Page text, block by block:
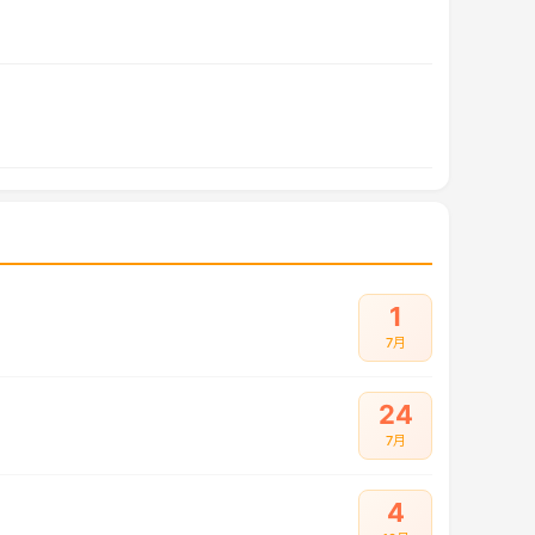
1
7月
24
7月
4